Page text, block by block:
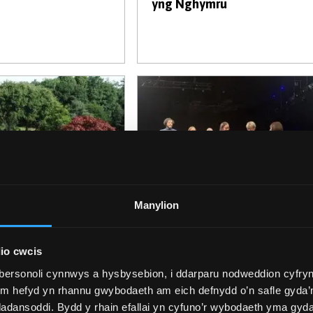
Manylion
cwcis
cynnwys a hysbysebion, i ddarparu nodweddion
hefyd yn rhannu gwybodaeth am eich defnydd o’n safle
Bydd y rhain efallai yn cyfuno’r wybodaeth yma
yng Nghymru
i Feysydd
Treborth
14 Hydref 2025
Cemlyn-Jones